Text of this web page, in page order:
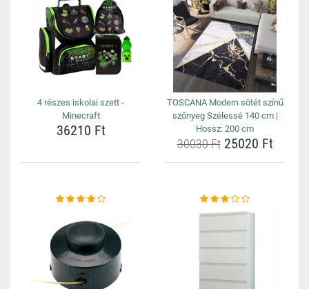
4 részes iskolai szett -
Minecraft
36210 Ft
TOSCANA Modern sötét színű
szőnyeg Szélessé 140 cm |
Hossz: 200 cm
30030 Ft25020 Ft